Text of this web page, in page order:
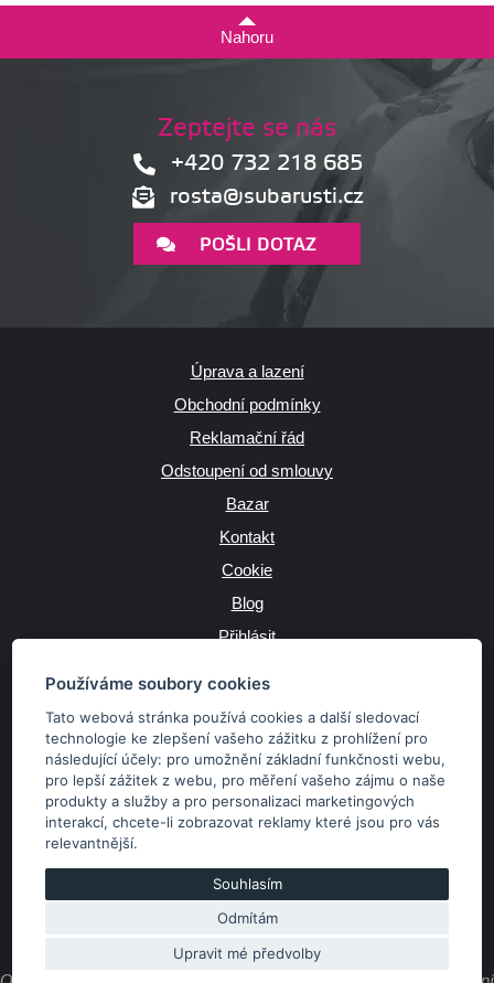
Používáme soubory cookies
Tato webová stránka používá cookies a další sledovací
technologie ke zlepšení vašeho zážitku z prohlížení pro
následující účely: pro umožnění základní funkčnosti webu,
pro lepší zážitek z webu, pro měření vašeho zájmu o naše
produkty a služby a pro personalizaci marketingových
interakcí,chcete-li zobrazovat reklamy které jsou pro vás
relevantnější.
Souhlasím
Odmítám
Upravit mé předvolby
Nahoru
Zeptejte se nás
+420 732 218 685
rosta@subarusti.cz
POŠLI DOTAZ
Úprava a lazení
Obchodní podmínky
Reklamační řád
Odstoupení od smlouvy
Bazar
Kontakt
Cookie
Blog
Přihlásit
JAZYK
Kč €
Copyright © 2026 SubaruSTI.cz. Všechna práva vyhrazena.